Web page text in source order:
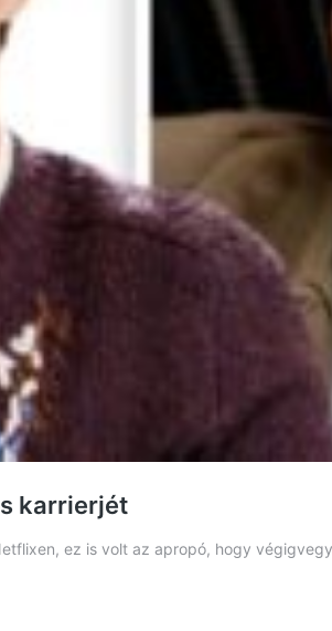
karrierjét
ez is volt az apropó, hogy